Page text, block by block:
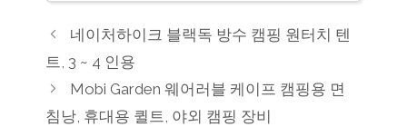
네이처하이크 블랙독 방수 캠핑 원터치 텐
트, 3 ~ 4 인용
Mobi Garden 웨어러블 케이프 캠핑용 면
침낭, 휴대용 퀼트, 야외 캠핑 장비